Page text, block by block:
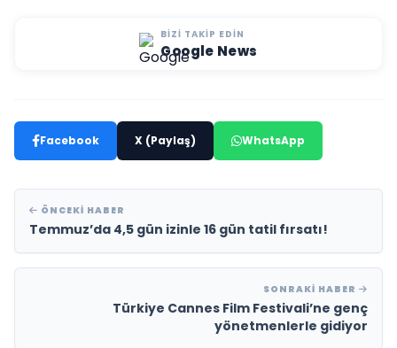
BIZI TAKIP EDIN
Google News
Facebook X (Paylaş) WhatsApp
ÖNCEKI HABER
Temmuz’da 4,5 gün izinle 16 gün tatil fırsatı!
SONRAKI HABER
Türkiye Cannes Film Festivali’ne genç
yönetmenlerle gidiyor